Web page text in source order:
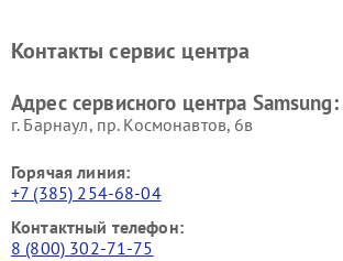
Контакты сервис центра
Адрес сервисного центра Samsung:
г. Барнаул, ​пр. Космонавтов, 6в
Горячая линия:
+7 (385) 254-68-04
Контактный телефон:
8 (800) 302-71-75